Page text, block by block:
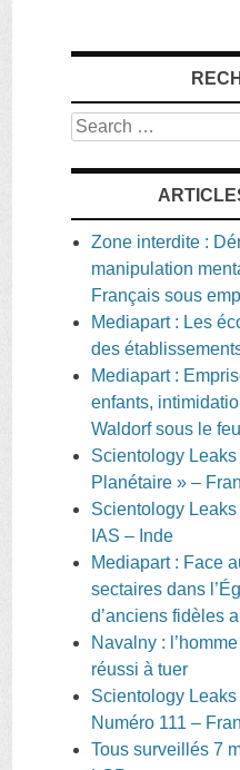
Search
Zone interdite :
manipulation
Français sous
Mediapart : Les
des
Mediapart :
enfants,
Waldorf sous le
Scientology
Planétaire » –
Scientology
IAS – Inde
Mediapart : Face
sectaires dans
d’anciens fidèles
Navalny :
réussi à tuer
Scientology
Numéro 111 –
Tous surveillés 7